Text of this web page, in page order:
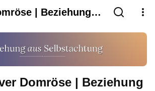
| Beziehung
Domröse | Beziehung